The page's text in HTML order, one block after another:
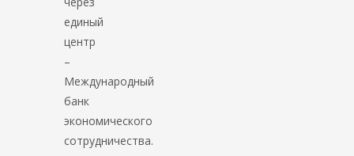
единый
центр
–
Международный
банк
экономического
сотрудничества.